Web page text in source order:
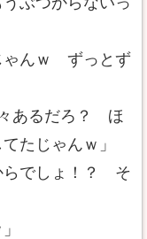
ゃんｗ ずっとず
あるだろ？ ほ
たじゃんｗ」
らでしょ！？ そ